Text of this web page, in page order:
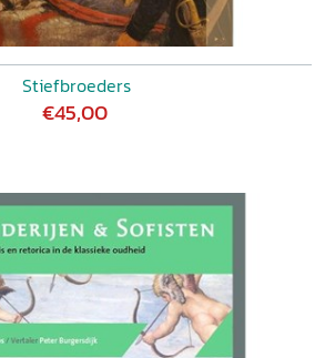
Stiefbroeders
€45,00